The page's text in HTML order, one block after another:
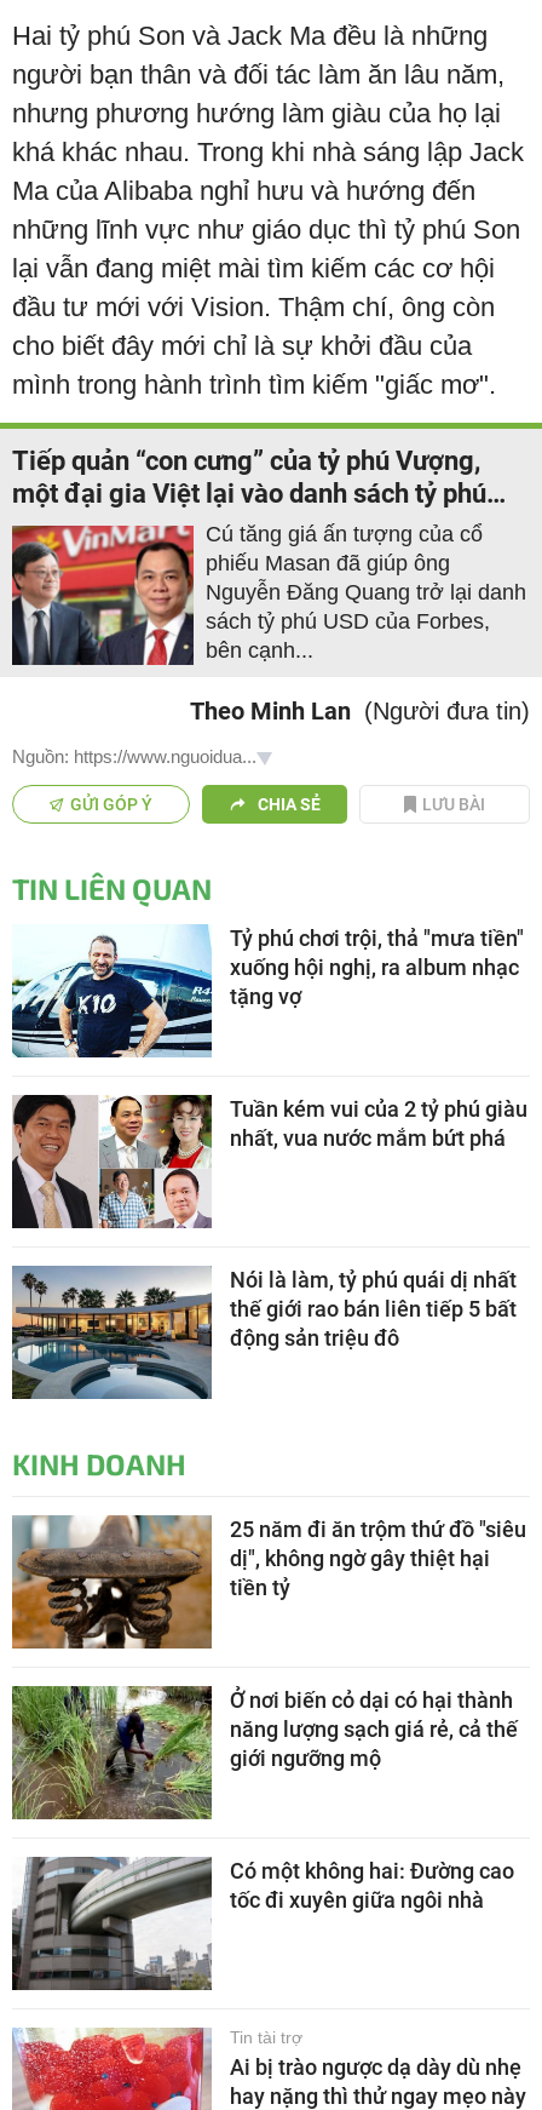
Hai tỷ phú Son và Jack Ma đều là những
người bạn thân và đối tác làm ăn lâu năm,
nhưng phương hướng làm giàu của họ lại
khá khác nhau. Trong khi nhà sáng lập Jack
Ma của Alibaba nghỉ hưu và hướng đến
những lĩnh vực như giáo dục thì tỷ phú Son
lại vẫn đang miệt mài tìm kiếm các cơ hội
đầu tư mới với Vision. Thậm chí, ông còn
cho biết đây mới chỉ là sự khởi đầu của
mình trong hành trình tìm kiếm "giấc mơ".
Tiếp quản “con cưng” của tỷ phú Vượng,
một đại gia Việt lại vào danh sách tỷ phú
USD Forbes
Cú tăng giá ấn tượng của cổ
phiếu Masan đã giúp ông
Nguyễn Đăng Quang trở lại danh
sách tỷ phú USD của Forbes,
bên cạnh...
Theo Minh Lan (Người đưa tin)
Nguồn: https://www.nguoidua...
GỬI GÓP Ý CHIA SẺ LƯU BÀI
TIN LIÊN QUAN
Tỷ phú chơi trội, thả "mưa tiền"
xuống hội nghị, ra album nhạc
tặng vợ
Tuần kém vui của 2 tỷ phú giàu
nhất, vua nước mắm bứt phá
Nói là làm, tỷ phú quái dị nhất
thế giới rao bán liên tiếp 5 bất
động sản triệu đô
KINH DOANH
25 năm đi ăn trộm thứ đồ "siêu
dị", không ngờ gây thiệt hại
tiền tỷ
Ở nơi biến cỏ dại có hại thành
năng lượng sạch giá rẻ, cả thế
giới ngưỡng mộ
Có một không hai: Đường cao
tốc đi xuyên giữa ngôi nhà
Tin tài trợ
Ai bị trào ngược dạ dày dù nhẹ
hay nặng thì thử ngay mẹo này